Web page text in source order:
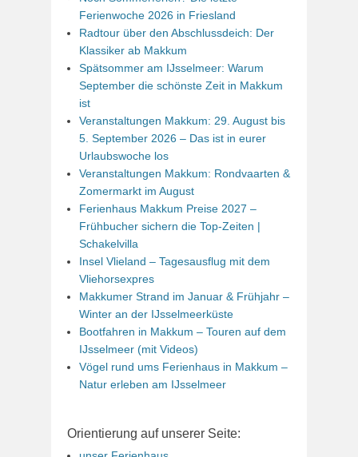
Ferienwoche 2026 in Friesland
Radtour über den Abschlussdeich: Der
Klassiker ab Makkum
Spätsommer am IJsselmeer: Warum
September die schönste Zeit in Makkum
ist
Veranstaltungen Makkum: 29. August bis
5. September 2026 – Das ist in eurer
Urlaubswoche los
Veranstaltungen Makkum: Rondvaarten &
Zomermarkt im August
Ferienhaus Makkum Preise 2027 –
Frühbucher sichern die Top-Zeiten |
Schakelvilla
Insel Vlieland – Tagesausflug mit dem
Vliehorsexpres
Makkumer Strand im Januar & Frühjahr –
Winter an der IJsselmeerküste
Bootfahren in Makkum – Touren auf dem
IJsselmeer (mit Videos)
Vögel rund ums Ferienhaus in Makkum –
Natur erleben am IJsselmeer
Orientierung auf unserer Seite: